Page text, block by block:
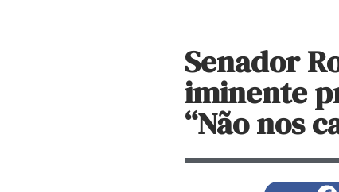
Senador
iminente
“Não nos